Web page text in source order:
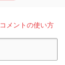
コメントの使い方